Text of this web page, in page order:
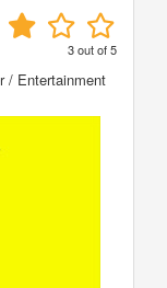
3out of5
/ Entertainment